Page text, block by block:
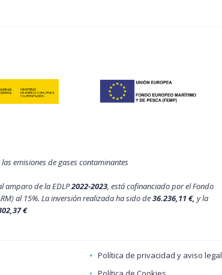
emisiones de gases contaminantes
amparo de la EDLP2022-2023, está cofinanciado por el Fondo
al 15%. La inversión realizada ha sido de36.236,11 €, y la
€
Política de privacidad y aviso legal